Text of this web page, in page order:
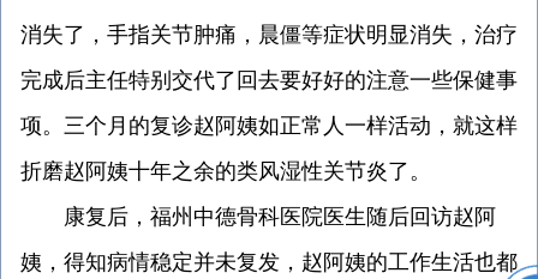
消失了，手指关节肿痛，晨僵等症状明显消失，治疗
完成后主任特别交代了回去要好好的注意一些保健事
项。三个月的复诊赵阿姨如正常人一样活动，就这样
折磨赵阿姨十年之余的类风湿性关节炎了。
康复后，福州中德骨科医院医生随后回访赵阿
姨，得知病情稳定并未复发，赵阿姨的工作生活也都